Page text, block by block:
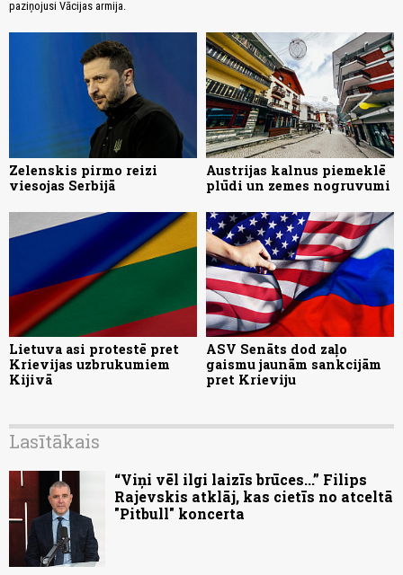
paziņojusi Vācijas armija.
Zelenskis pirmo reizi
viesojas Serbijā
Austrijas kalnus piemeklē
plūdi un zemes nogruvumi
Lietuva asi protestē pret
Krievijas uzbrukumiem
Kijivā
ASV Senāts dod zaļo
gaismu jaunām sankcijām
pret Krieviju
Lasītākais
“Viņi vēl ilgi laizīs brūces...” Filips
Rajevskis atklāj, kas cietīs no atceltā
"Pitbull" koncerta